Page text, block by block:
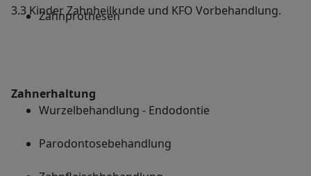
3.3 Kinder Zahnheilkunde und KFO Vorbehandlung.
Zahnprothesen
Zahnerhaltung
Wurzelbehandlung - Endodontie
Parodontosebehandlung